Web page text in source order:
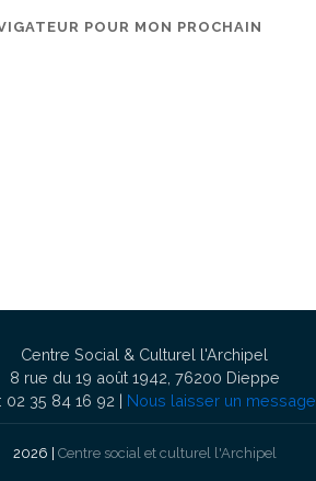
POUR MON PROCHAIN
Centre Social & Culturel l'Archipel
8 rue du 19 août 1942, 76200 Dieppe
02 35 84 16 92 | Nous laisser un message
2026 | Centre social et culturel l'Archipel